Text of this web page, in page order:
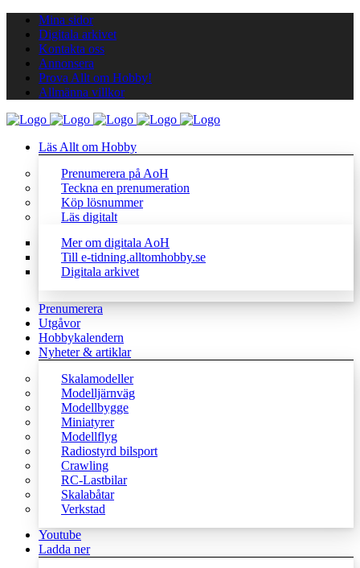
Mina sidor
Digitala arkivet
Kontakta oss
Annonsera
Prova Allt om Hobby!
Allmänna villkor
Läs Allt om Hobby
Prenumerera på AoH
Teckna en prenumeration
Köp lösnummer
Läs digitalt
Mer om digitala AoH
Till e-tidning.alltomhobby.se
Digitala arkivet
Prenumerera
Utgåvor
Hobbykalendern
Nyheter & artiklar
Skalamodeller
Modelljärnväg
Modellbygge
Miniatyrer
Modellflyg
Radiostyrd bilsport
Crawling
RC-Lastbilar
Skalabåtar
Verkstad
Youtube
Ladda ner